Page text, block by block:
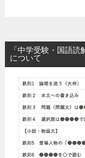
「中学受験・国語読
について